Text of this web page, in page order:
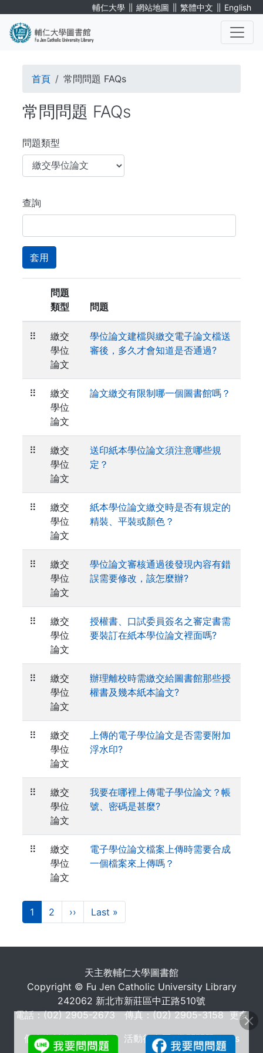
輔仁大學 ∥ 網站地圖 ∥ 繁體中文 ∥ English
導
航
連
結
首頁 常問問題 FAQs
常問問題 FAQs
問題類型
查詢
問題
類型
問題
⠿
繳交
學位
論文
學位論文建檔與繳交電子論文檔送
審後，多久才會知道是否通過?
⠿
繳交
學位
論文
論文繳交有限制哪一個圖書館嗎？
⠿
繳交
學位
論文
送印紙本學位論文須注意哪些規
定？
⠿
繳交
學位
論文
紙本學位論文繳交時是否有規定的
精裝、平裝或顏色？
⠿
繳交
學位
論文
學位論文審核通過後發現內容有錯
誤需要修改，該怎麼辦?
⠿
繳交
學位
論文
授權書、口試委員簽名之審定書需
要裝訂在紙本學位論文裡面嗎?
⠿
繳交
學位
論文
辦理離校時需繳交給圖書館那些授
權書及幾本紙本論文?
⠿
繳交
學位
論文
上傳的電子學位論文是否需要附加
浮水印?
⠿
繳交
學位
論文
我要在哪裡上傳電子學位論文？帳
號、密碼是甚麼?
⠿
繳交
學位
論文
電子學位論文檔案上傳時需要合成
一個檔案來上傳嗎？
Pagination
目
前
面
1 Page
2
下
一
››
Last
page
Last »
天主教輔仁大學圖書館
Copyright © Fu Jen Catholic University Library
242062 新北市新莊區中正路510號
電話：(02) 2905-2673 傳真：(02) 2905-3158更多
個人資料蒐集告知聲明 活動行事曆 常問問題 FAQs